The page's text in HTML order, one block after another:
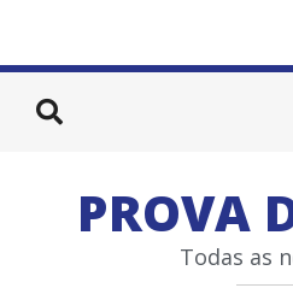
PROVA
Todas as